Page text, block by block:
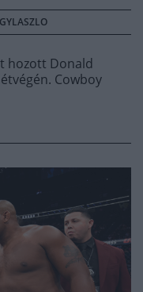
hozott Donald
Cowboy